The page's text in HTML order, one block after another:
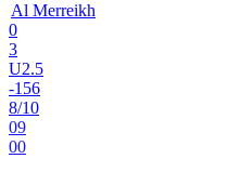
Al Merreikh
0
3
U2.5
-156
8/10
09
00